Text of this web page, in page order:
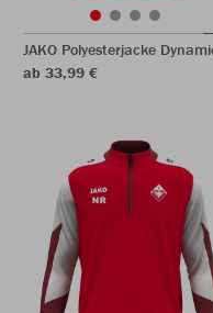
JAKO Polyesterjacke
ab 33,99 €